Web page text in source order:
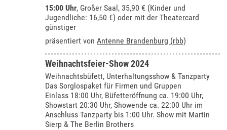
15:00 Uhr, Großer Saal, 35,90 € (Kinder und
Jugendliche: 16,50 €) oder mit derTheatercard
günstiger
präsentiert vonAntenne Brandenburg (rbb)
Weihnachtsfeier-Show 2024
Weihnachtsbüfett, Unterhaltungsshow & Tanzparty
Das Sorglospaket für Firmen und Gruppen
Einlass 18:00 Uhr, Büfetteröffnung ca. 19:00 Uhr,
Showstart 20:30 Uhr, Showende ca. 22:00 Uhr im
Anschluss Tanzparty bis 1:00 Uhr. Show mit Martin
Sierp & The Berlin Brothers